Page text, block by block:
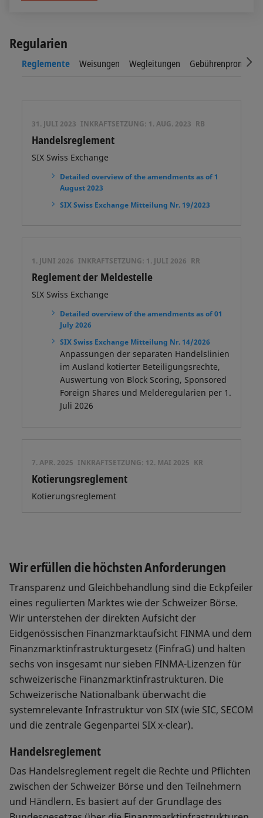
Regularien
Reglemente Weisungen Wegleitungen
31. JULI 2023 INKRAFTSETZUNG: 1. AUG. 2023 RB
Handelsreglement
SIX Swiss Exchange
Detailed overview of the amendments as of 1
August 2023
SIX Swiss Exchange Mitteilung Nr. 19/2023
1. JUNI 2026 INKRAFTSETZUNG: 1. JULI 2026 RR
Reglement der Meldestelle
SIX Swiss Exchange
Detailed overview of the amendments as of 01
July 2026
SIX Swiss Exchange Mitteilung Nr. 14/2026
Anpassungen der separaten Handelslinien
im Ausland kotierter Beteiligungsrechte,
Auswertung von Block Scoring, Sponsored
Foreign Shares und Melderegularien per 1.
Juli 2026
7. APR. 2025 INKRAFTSETZUNG: 12. MAI 2025 KR
Kotierungsreglement
Kotierungsreglement
Wir erfüllen die höchsten Anforderungen
Transparenz und Gleichbehandlung sind die Eckpfeiler
eines regulierten Marktes wie der Schweizer Börse.
Wir unterstehen der direkten Aufsicht der
Eidgenössischen Finanzmarktaufsicht FINMA und dem
Finanzmarktinfrastrukturgesetz (FinfraG) und halten
sechs von insgesamt nur sieben FINMA-Lizenzen für
schweizerische Finanzmarktinfrastrukturen. Die
Schweizerische Nationalbank überwacht die
systemrelevante Infrastruktur von SIX (wie SIC, SECOM
und die zentrale Gegenpartei SIX x-clear).
Handelsreglement
Das Handelsreglement regelt die Rechte und Pflichten
zwischen der Schweizer Börse und den Teilnehmern
und Händlern. Es basiert auf der Grundlage des